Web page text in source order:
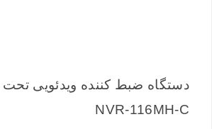
دستگاه ضبط کننده ویدئویی
NVR-116MH-C